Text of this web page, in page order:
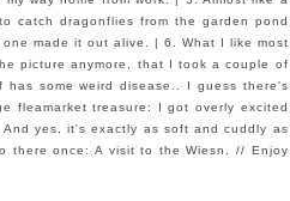
catch dragonflies from the garden pond
made it out alive. | 6. What I like most
picture anymore, that I took a couple of
has some weirddisease.. I guess there's
fleamarket treasure: I got overly excited
And yes, it's exactly as soft and cuddly as
there once: A visit to the Wiesn. // Enjoy